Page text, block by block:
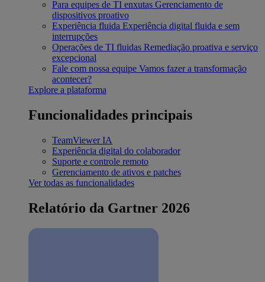
Para equipes de TI enxutas Gerenciamento de
dispositivos proativo
Experiência fluida Experiência digital fluida e sem
interrupções
Operações de TI fluidas Remediação proativa e serviço
excepcional
Fale com nossa equipe Vamos fazer a transformação
acontecer?
Explore a plataforma
Funcionalidades principais
TeamViewer IA
Experiência digital do colaborador
Suporte e controle remoto
Gerenciamento de ativos e patches
Ver todas as funcionalidades
Relatório da Gartner 2026